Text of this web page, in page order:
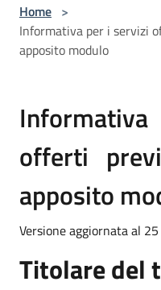
Home >
Informativa per i servizi
apposito modulo
offerti
apposito
Versione aggiornata al
Titolare del